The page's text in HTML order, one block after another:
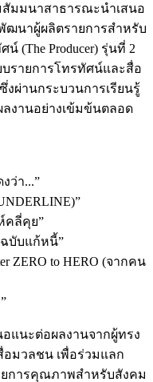
มมนาสาธารณะนำเสนอ
ฒนาผู้ผลิตรายการสำหรับ
(The Producer) รุ่นที่ 2
รายการโทรทัศน์และสื่อ
งผ่านกระบวนการเรียนรู้
งานอย่างเข้มข้นตลอด
ว่า...”
คลี่คุย”
ฉบับแก้หนี้”
ZERO to HERO (จากคน
แนะต่อผลงานจากผู้ทรง
มวลชน เพื่อร่วมแลก
การคุณภาพสำหรับสังคม